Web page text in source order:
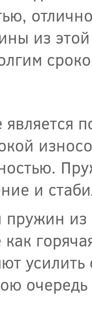
из
является
и
пружин